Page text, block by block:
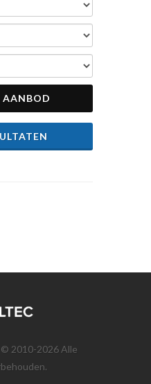
2010-2026 Alle